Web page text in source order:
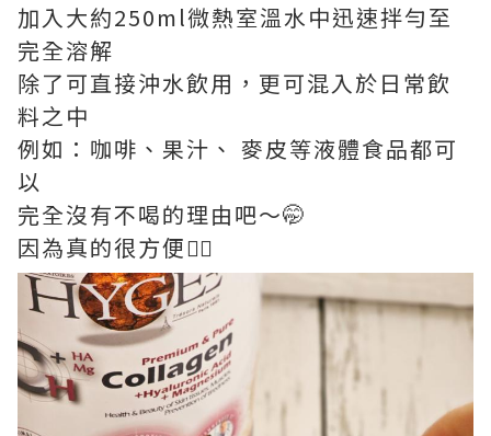
加入大約250ml微熱室溫水中迅速拌勻至
完全溶解
除了可直接沖水飲用，更可混入於日常飲
料之中
例如：咖啡、果汁、 麥皮等液體食品都可
以
完全沒有不喝的理由吧～🤭
因為真的很方便👍🏻